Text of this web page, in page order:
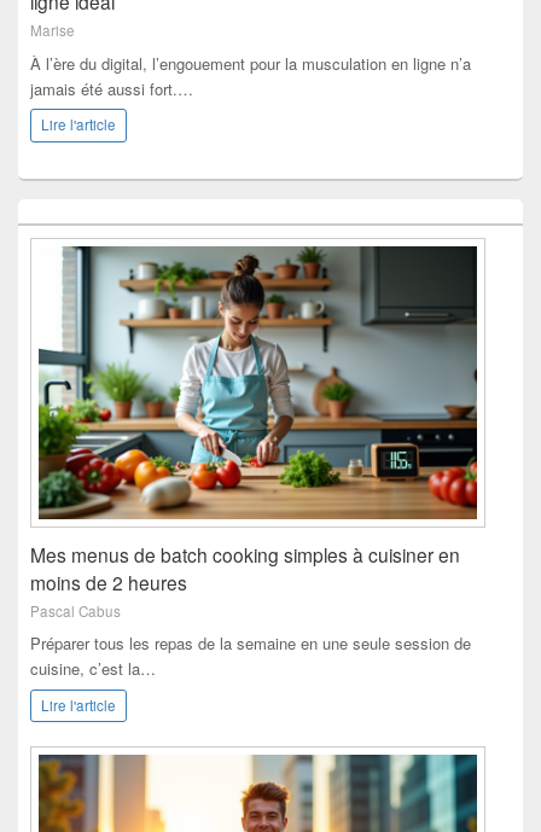
Marise
À l’ère du digital, l’engouement pour la musculation en ligne n’a
jamais été aussi fort.…
Lire l'article
Mes menus de batch cooking simples à cuisiner en
moins de 2 heures
Pascal Cabus
Préparer tous les repas de la semaine en une seule session de
cuisine, c’est la…
Lire l'article